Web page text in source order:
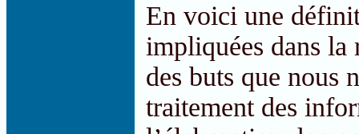
En voici une
impliquées dans la
des buts que nous
traitement des